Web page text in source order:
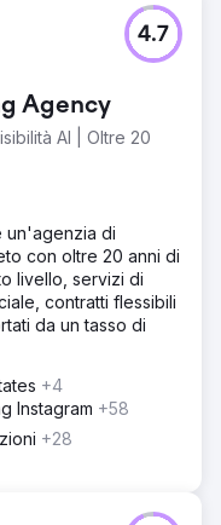
Agency
AI | Oltre 20
4.7
un'agenzia di
con oltre 20 anni di
livello, servizi di
contratti flessibili
da un tasso di
+4
Instagram +58
+28